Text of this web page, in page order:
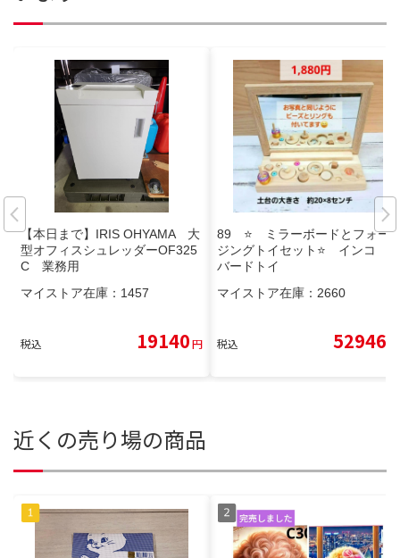
【本日まで】IRIS OHYAMA 大
型オフィスシュレッダーOF325
C 業務用
マイストア在庫： 1457
税込 19140円
89 ⭐ ミラーボードとフォー
ジングトイセット⭐ インコ
バードトイ
マイストア在庫： 2660
税込 52946
近くの売り場の商品